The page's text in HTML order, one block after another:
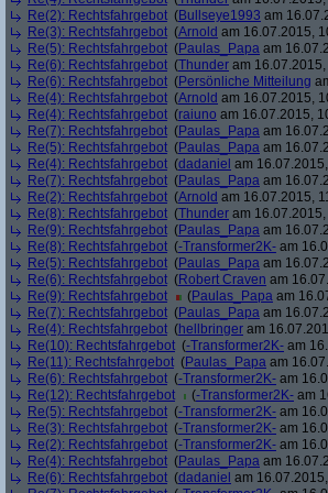
Re(2): Rechtsfahrgebot (Bullseye1993 am
Re(3): Rechtsfahrgebot (Arnold am 16.07.2015,
Re(5): Rechtsfahrgebot (Paulas_Papa am
Re(6): Rechtsfahrgebot (Thunder am
Re(6): Rechtsfahrgebot (Persönliche Mitteilung
Re(4): Rechtsfahrgebot (Arnold am 16.07.2015,
Re(4): Rechtsfahrgebot (raiuno am 16.07.2015,
Re(7): Rechtsfahrgebot (Paulas_Papa am
Re(5): Rechtsfahrgebot (Paulas_Papa am
Re(4): Rechtsfahrgebot (dadaniel am
Re(7): Rechtsfahrgebot (Paulas_Papa am
Re(2): Rechtsfahrgebot (Arnold am 16.07.2015,
Re(8): Rechtsfahrgebot (Thunder am 16.07.2015,
Re(9): Rechtsfahrgebot (Paulas_Papa am
Re(8): Rechtsfahrgebot (-Transformer2K- am
Re(5): Rechtsfahrgebot (Paulas_Papa am
Re(6): Rechtsfahrgebot (Robert Craven am
Re(9): Rechtsfahrgebot
(Paulas_Papa am
Re(7): Rechtsfahrgebot (Paulas_Papa am
Re(4): Rechtsfahrgebot (hellbringer am
Re(10): Rechtsfahrgebot (-Transformer2K- am
Re(11): Rechtsfahrgebot (Paulas_Papa am
Re(6): Rechtsfahrgebot (-Transformer2K- am
Re(12): Rechtsfahrgebot
(-Transformer2K- am
Re(5): Rechtsfahrgebot (-Transformer2K- am
Re(3): Rechtsfahrgebot (-Transformer2K- am
Re(2): Rechtsfahrgebot (-Transformer2K- am
Re(4): Rechtsfahrgebot (Paulas_Papa am
Re(6): Rechtsfahrgebot (dadaniel am